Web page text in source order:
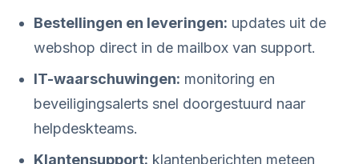
Bestellingen en leveringen: updates uit de
webshop direct in de mailbox van support.
IT-waarschuwingen: monitoring en
beveiligingsalerts snel doorgestuurd naar
helpdeskteams.
Klantensupport: klantenberichten meteen